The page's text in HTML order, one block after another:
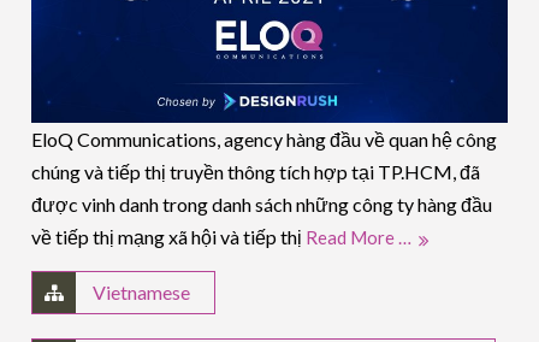
EloQ Communications, agency hàng đầu về quan hệ công
chúng và tiếp thị truyền thông tích hợp tại TP.HCM, đã
được vinh danh trong danh sách những công ty hàng đầu
về tiếp thị mạng xã hội và tiếp thị Read More …
Vietnamese